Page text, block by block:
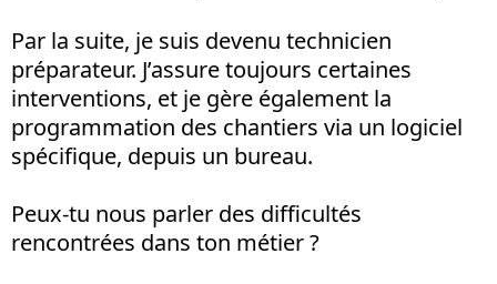
Par la suite, je suis devenu technicien
préparateur. J’assure toujours certaines
interventions, et je gère également la
programmation des chantiers via un logiciel
spécifique, depuis un bureau.
Peux-tu nous parler des difficultés
rencontrées dans ton métier ?